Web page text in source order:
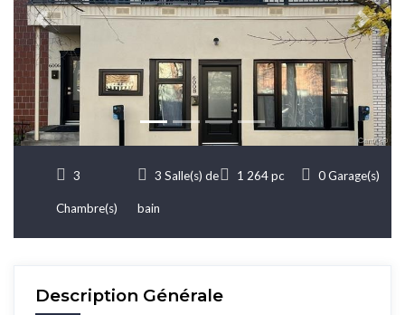
Previous Next
3
Chambre(s)
3 Salle(s) de
bain
1 264 pc 0 Garage(s)
Description Générale